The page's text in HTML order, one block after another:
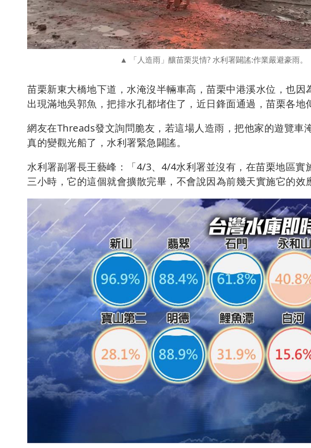
「人造雨」釀苗栗災情? 水利署闢謠:作業嚴避豪雨。
苗栗新東大橋地下道，水淹沒半輛車高，苗栗中港溪水位，也
出現滿地吳郭魚，把排水孔都堵住了，近日鋒面通過，苗栗各地
網友在Threads發文詢問脆友，若這場人造雨，把他家的遊覽車
真的變觀光船了，水利署緊急闢謠。
水利署副署長王藝峰：「4/3、4/4水利署並沒有，在苗栗地區實
三小時，它的這個就會擴散完畢，不會說因為前幾天實施它的效